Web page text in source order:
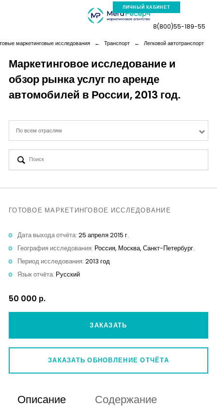
ЛИЧНЫЙ КАБИНЕТ
Компания
Новая реальность
Кейсы
8(800)55-189-55
маркетинговые исследования ← Транспорт ← Легковой автотранспорт
Маркетинговое исследование и
обзор рынка услуг по аренде
автомобилей в России, 2013 год.
По всем отраслям
ГОТОВОЕ МАРКЕТИНГОВОЕ ИССЛЕДОВАНИЕ
Дата выхода отчёта: 25 апреля 2015 г.
География исследования: Россия, Москва, Санкт-Петербург.
Период исследования: 2013 год
Язык отчёта: Русский
50 000 р.
ЗАКАЗАТЬ
ЗАКАЗАТЬ ОБНОВЛЕНИЕ ОТЧЁТА
Описание Содержание